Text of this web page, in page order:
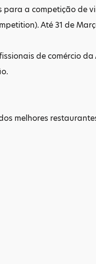
para a competição de
Até 31 de
de comércio da
melhores